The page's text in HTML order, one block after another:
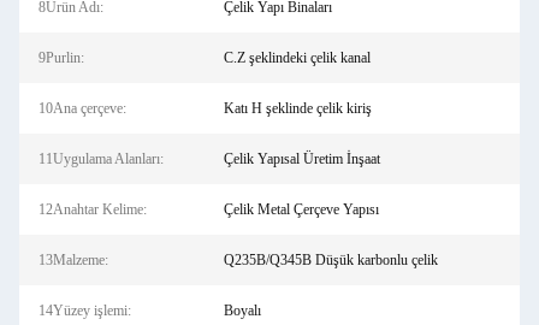
8Ürün Adı: Çelik Yapı Binaları
9Purlin: C.Z şeklindeki çelik kanal
10Ana çerçeve: Katı H şeklinde çelik kiriş
11Uygulama Alanları: Çelik Yapısal Üretim İnşaat
12Anahtar Kelime: Çelik Metal Çerçeve Yapısı
13Malzeme: Q235B/Q345B Düşük karbonlu çelik
14Yüzey işlemi: Boyalı